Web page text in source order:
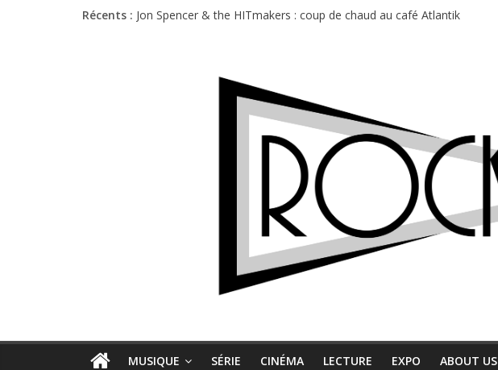
Récents : Jon Spencer & the HITmakers : coup de chaud au café Atlantik
Charlie Puth à l’Olympia : la leçon de pop du Professeur Puth
MUSIQUE SÉRIE CINÉMA LECTURE EXPO ABOUT US